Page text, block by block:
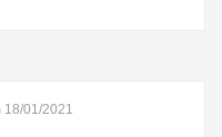
18/01/2021